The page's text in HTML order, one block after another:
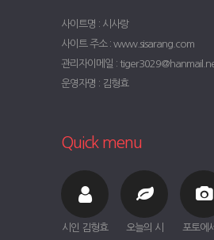
사이트명 : 시사랑
사이트 주소 : www.sisarang.com
관리자이메일 :
운영자명 : 김형효
Quick menu
시인 김형효 오늘의 시 포토에